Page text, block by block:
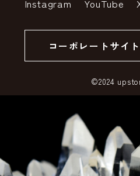
SSLサーバー証明書とは
Instagram YouTube
コーポレートサイト
©2024